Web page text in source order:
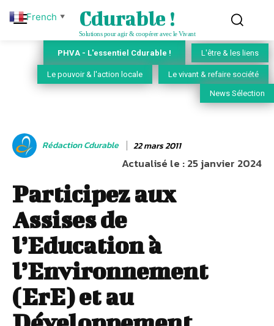
Cdurable !
Solutions pour agir & coopérer avec le Vivant
PHVA - L'essentiel Cdurable ! L'être & les liens
Le pouvoir & l'action locale Le vivant & refaire société
News Sélection
Rédaction Cdurable 22 mars 2011
Actualisé le :25 janvier 2024
Participez aux
Assises de
l’Education à
l’Environnement
(ErE) et au
French ▼